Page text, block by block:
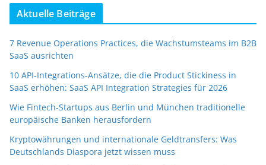
Aktuelle Beiträge
7 Revenue Operations Practices, die Wachstumsteams im B2B
SaaS ausrichten
10 API-Integrations-Ansätze, die die Product Stickiness in
SaaS erhöhen: SaaS API Integration Strategies für 2026
Wie Fintech-Startups aus Berlin und München traditionelle
europäische Banken herausfordern
Kryptowährungen und internationale Geldtransfers: Was
Deutschlands Diaspora jetzt wissen muss